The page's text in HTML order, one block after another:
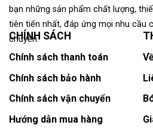
bạn những sản phẩm chất lượng,
tiên tiến nhất, đáp ứng mọi nhu cầu
chuyền.
CHÍNH SÁCH
Chính sách thanh toán
Chính sách bảo hành
Chính sách vận chuyển
Hướng dẫn mua hàng